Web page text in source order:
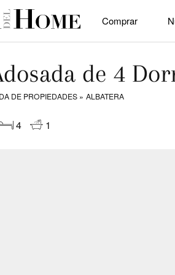
Comprar
de 4
DE PROPIEDADES ALBATERA
4 1